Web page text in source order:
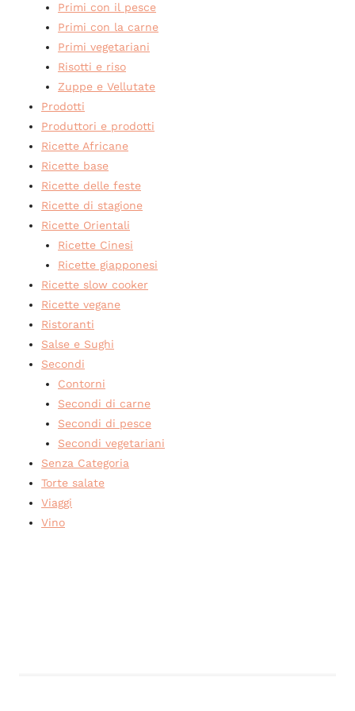
Primi con il pesce
Primi con la carne
Primi vegetariani
Risotti e riso
Zuppe e Vellutate
Prodotti
Produttori e prodotti
Ricette Africane
Ricette base
Ricette delle feste
Ricette di stagione
Ricette Orientali
Ricette Cinesi
Ricette giapponesi
Ricette slow cooker
Ricette vegane
Ristoranti
Salse e Sughi
Secondi
Contorni
Secondi di carne
Secondi di pesce
Secondi vegetariani
Senza Categoria
Torte salate
Viaggi
Vino